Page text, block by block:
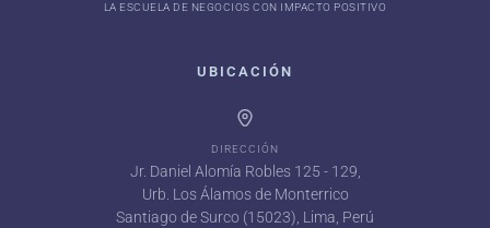
LA ESCUELA DE NEGOCIOS CON IMPACTO POSITIVO
UBICACIÓN
DIRECCIÓN
Jr. Daniel Alomía Robles 125 - 129,
Urb. Los Álamos de Monterrico
Santiago de Surco (15023), Lima, Perú